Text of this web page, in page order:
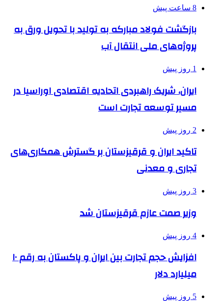
8 ساعت پیش
بازگشت فولاد مبارکه به تولید با تحویل ورق به
پروژه‌های ملی انتقال آب
1 روز پیش
ایران، شریک راهبردی اتحادیه اقتصادی اوراسیا در
مسیر توسعه تجارت است
2 روز پیش
تاکید ایران و قرقیزستان بر گسترش همکاری‌های
تجاری و معدنی
3 روز پیش
وزیر صمت عازم قرقیزستان شد
4 روز پیش
افزایش حجم تجارت بین ایران و پاکستان به رقم ۱۰
میلیارد دلار
5 روز پیش